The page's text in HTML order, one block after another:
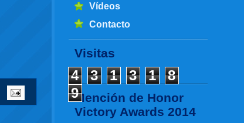
Vídeos
Contacto
Visitas
4 3 1 3 1
8
9Mención de Honor
Victory Awards 2014